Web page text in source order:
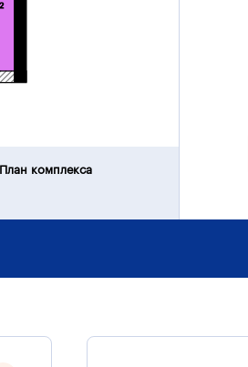
План комплекса